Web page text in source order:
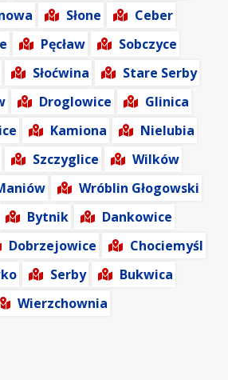
Słone
Ceber
Pęcław
Sobczyce
Słoćwina
Stare Serby
Droglowice
Glinica
Kamiona
Nielubia
Szczyglice
Wilków
Wróblin Głogowski
Bytnik
Dankowice
Dobrzejowice
Chociemyśl
Serby
Bukwica
Wierzchownia